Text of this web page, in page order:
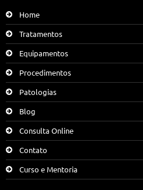
Home
Tratamentos
Equipamentos
Procedimentos
Patologias
Blog
Consulta Online
Contato
Curso e Mentoria